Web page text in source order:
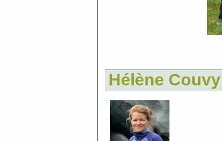
Hélène Couvy